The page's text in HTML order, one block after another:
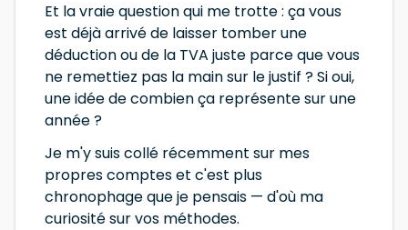
Et la vraie question qui me trotte : ça vous
est déjà arrivé de laisser tomber une
déduction ou de la TVA juste parce que vous
ne remettiez pas la main sur le justif ? Si oui,
une idée de combien ça représente sur une
année ?
Je m'y suis collé récemment sur mes
propres comptes et c'est plus
chronophage que je pensais — d'où ma
curiosité sur vos méthodes.